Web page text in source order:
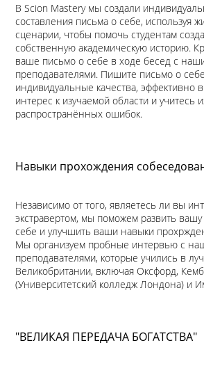
В Scion Mastery мы создали
составления письма о себе, используя
сценарии, чтобы помочь студентам
собственную академическую историю.
ваше письмо о себе в ходе бесед с
преподавателями. Пишите письмо о
индивидуальные качества, эффективно
интерес к изучаемой области и учитесь
распространённых ошибок.
Навыки прохождения
Независимо от того, являетесь ли вы
экстравертом, мы поможем развить
себе и улучшить ваши навыки
Мы организуем пробные интервью с
преподавателями, которые учились в
Великобритании, включая Оксфорд,
(Университетский колледж Лондона) и
"ВЕЛИКАЯ ПЕРЕДАЧА БОГАТСТВА"